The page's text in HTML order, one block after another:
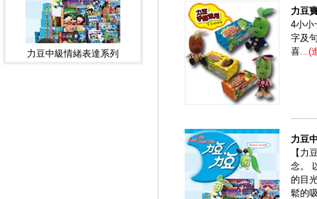
力豆中級情緒表達系列
力豆
4小小
字及
喜...(
力豆
【力
念。
的目
鬆的